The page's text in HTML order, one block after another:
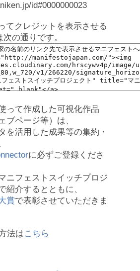
id#0000000023
てクレジットを表示させる
の通りです。
って作成した可視化作品
ブページ等）は、
を活用した成果等の集約・
に必ずご登録くださ
ニフェストスイッチプロジ
紹介するとともに、
賞で表彰させていただきま
法はこちら